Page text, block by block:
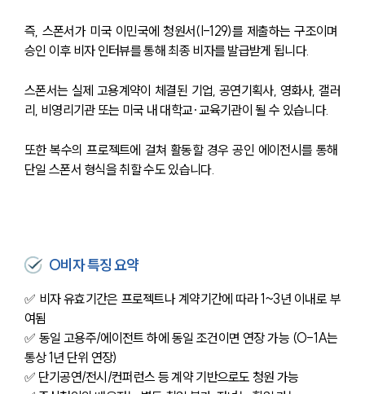
즉, 스폰서가 미국 이민국에 청원서(I-129)를 제출하는 구조이며
승인 이후 비자 인터뷰를 통해 최종 비자를 발급받게 됩니다.
스폰서는 실제 고용계약이 체결된 기업, 공연기획사, 영화사, 갤러
리, 비영리기관 또는 미국 내 대학교·교육기관이 될 수 있습니다.
또한 복수의 프로젝트에 걸쳐 활동할 경우 공인 에이전시를 통해
단일 스폰서 형식을 취할 수도 있습니다.
O비자 특징 요약
✅ 비자 유효기간은 프로젝트나 계약기간에 따라 1~3년 이내로 부
여됨
✅ 동일 고용주/에이전트 하에 동일 조건이면 연장 가능 (O-1A는
통상 1년 단위 연장)
✅ 단기공연/전시/컨퍼런스 등 계약 기반으로도 청원 가능